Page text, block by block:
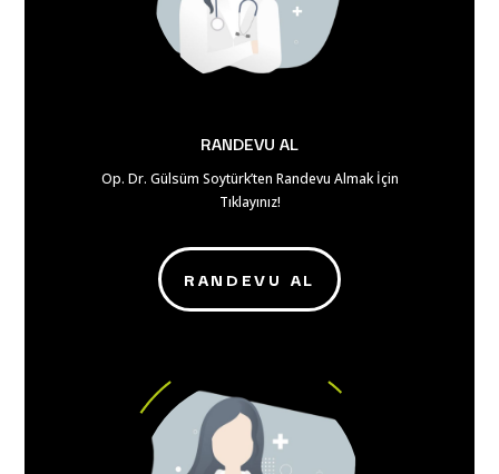
RANDEVU AL
Op. Dr. Gülsüm Soytürk’ten Randevu Almak İçin
Tıklayınız!
RANDEVU AL